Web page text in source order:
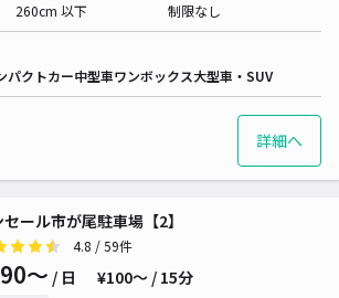
260cm 以下
制限なし
パクトカー中型車ワンボックス大型車・SUV
詳細へ
ール市が尾駐車場【2】
4.8 / 59件
〜 / 日 ¥100〜 / 15分